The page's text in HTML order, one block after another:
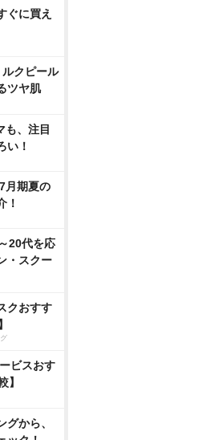
ぐに買え
クピール
ツヤ肌
も、注目
い！
月期夏の
！
20代を応
・スクー
クおすす
ビスおす
】
から、